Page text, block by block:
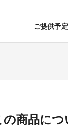
ご提供予
の商品につ